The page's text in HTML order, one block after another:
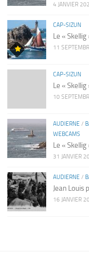
4 JANVIER
CAP-SIZUN
Le « Skellig
11
CAP-SIZUN
Le «
10
AUDIERNE /
WEBCAMS
Le «
31 JANVIER
AUDIERNE /
Jean Louis
16 JANVIER